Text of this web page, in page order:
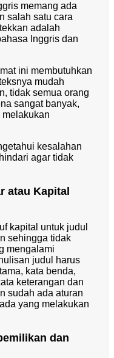
memang ada
salah satu cara
adalah
Inggris dan
ini membutuhkan
mudah
tidak semua orang
sangat banyak,
kesalahan
agar tidak
atau Kapital
kapital untuk judul
sehingga tidak
mengalami
judul harus
kata benda,
keterangan dan
sudah ada aturan
yang melakukan
dan